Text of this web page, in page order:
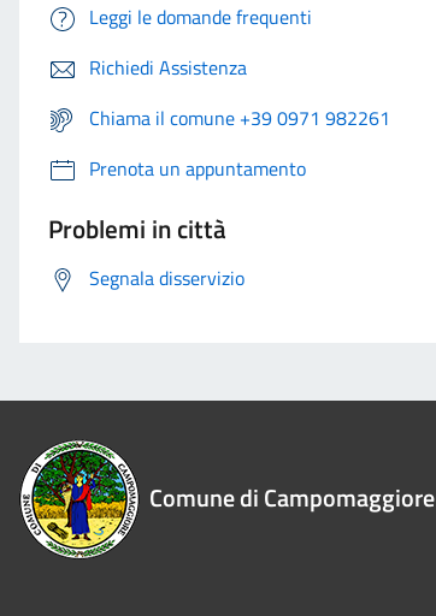
Leggi le domande frequenti
Richiedi Assistenza
Chiama il comune +39 0971 982261
Prenota un appuntamento
Problemi in città
Segnala disservizio
Comune di Campomaggiore